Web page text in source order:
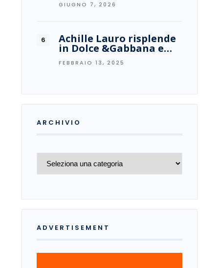
GIUGNO 7, 2026
Achille Lauro risplende
in Dolce &Gabbana e…
FEBBRAIO 13, 2025
ARCHIVIO
Archivio
ADVERTISEMENT